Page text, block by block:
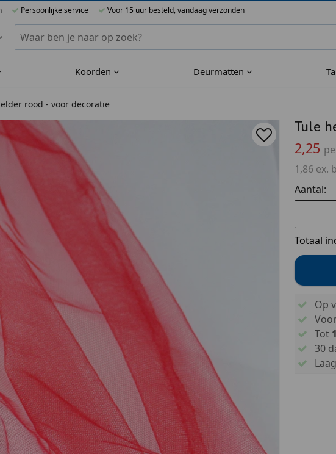
Persoonlijke service Voor 15 uur besteld, vandaag verzonden
Zoeken binnen Blueflower
Koorden Deurmatten
rood - voor decoratie
Tule
2,25
1,86 ex.
Aantal:
Totaal
Op
Tot
30